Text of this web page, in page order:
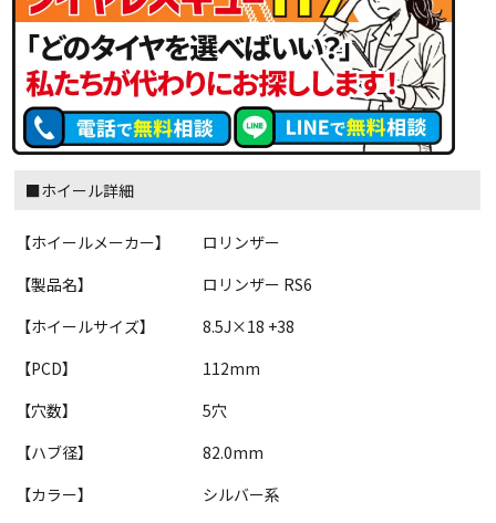
■ホイール詳細
【ホイールメーカー】
ロリンザー
【製品名】
ロリンザー RS6
【ホイールサイズ】
8.5J×18 +38
【PCD】
112mm
【穴数】
5穴
【ハブ径】
82.0mm
【カラー】
シルバー系